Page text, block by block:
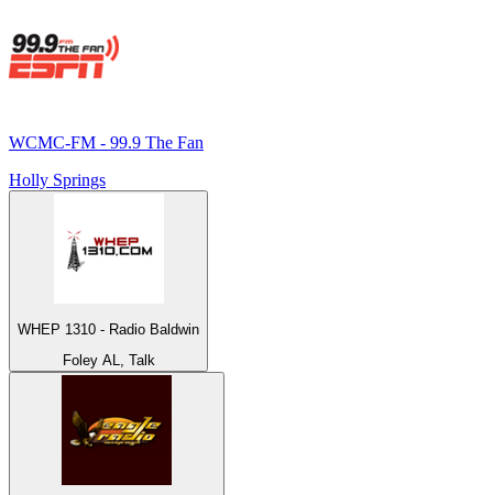
WCMC-FM - 99.9 The Fan
Holly Springs
WHEP 1310 - Radio Baldwin
Foley AL, Talk